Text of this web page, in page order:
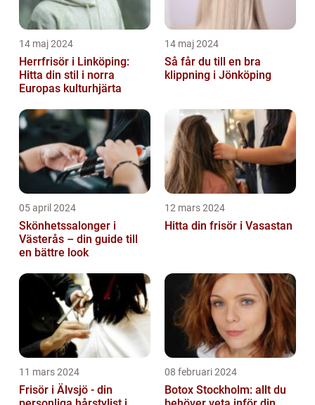
14 maj 2024
Herrfrisör i Linköping:
Hitta din stil i norra
Europas kulturhjärta
14 maj 2024
Så får du till en bra
klippning i Jönköping
05 april 2024
Skönhetssalonger i
Västerås – din guide till
en bättre look
12 mars 2024
Hitta din frisör i Vasastan
11 mars 2024
Frisör i Älvsjö - din
08 februari 2024
Botox Stockholm: allt du